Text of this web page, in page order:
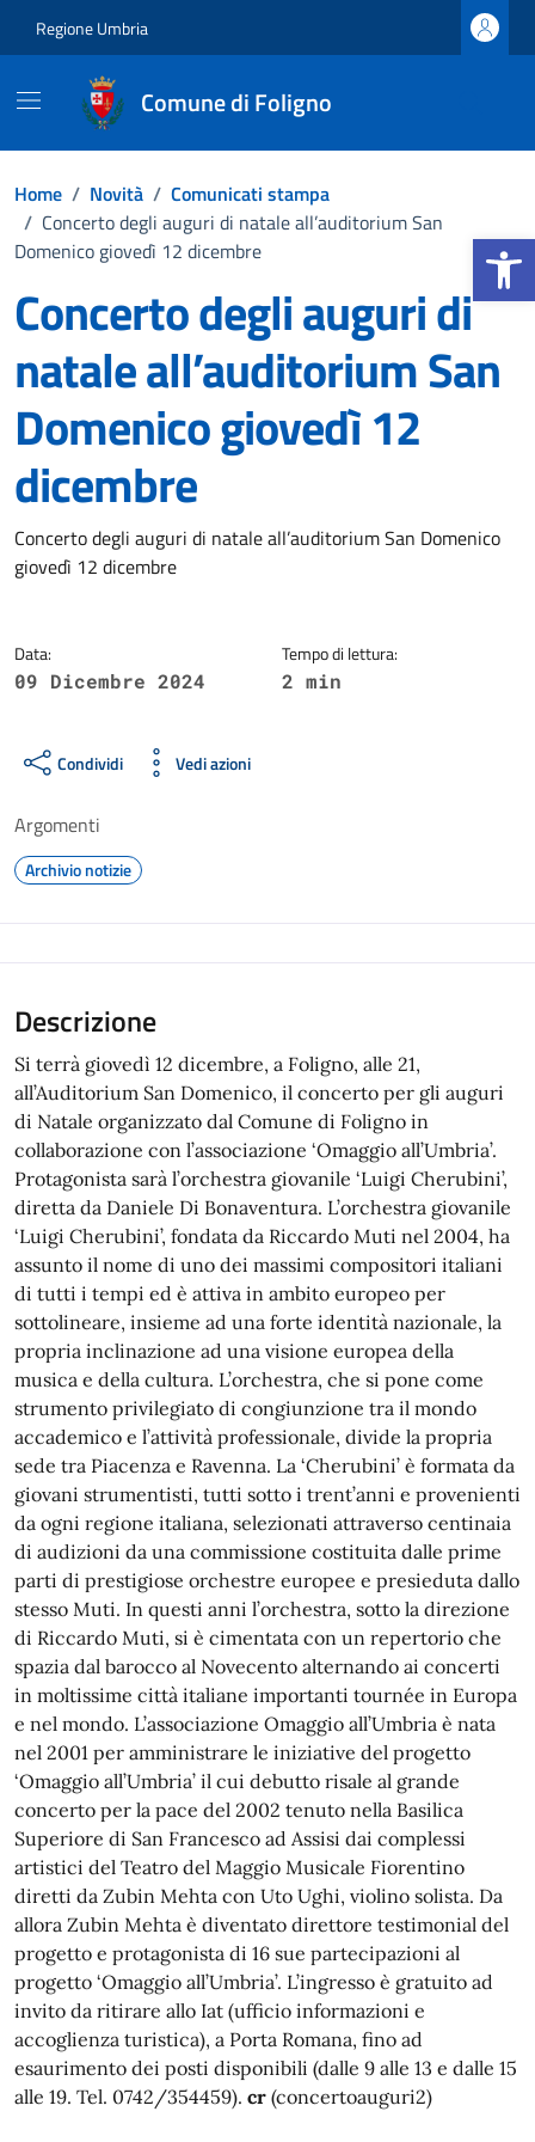
Apri la
Regione Umbria
Comune di Foligno
Home / Novità / Comunicati stampa
/ Concerto degli auguri di natale all’auditorium San
Domenico giovedì 12 dicembre
Concerto degli auguri di
natale all’auditorium San
Domenico giovedì 12
dicembre
Dettagli della notizia
Concerto degli auguri di natale all’auditorium San Domenico
giovedì 12 dicembre
Data:
09 Dicembre 2024
Tempo di lettura:
2 min
Condividi Vedi azioni
Argomenti
Archivio notizie
Descrizione
Si terrà giovedì 12 dicembre, a Foligno, alle 21,
all’Auditorium San Domenico, il concerto per gli auguri
di Natale organizzato dal Comune di Foligno in
collaborazione con l’associazione ‘Omaggio all’Umbria’.
Protagonista sarà l’orchestra giovanile ‘Luigi Cherubini’,
diretta da Daniele Di Bonaventura. L’orchestra giovanile
‘Luigi Cherubini’, fondata da Riccardo Muti nel 2004, ha
assunto il nome di uno dei massimi compositori italiani
di tutti i tempi ed è attiva in ambito europeo per
sottolineare, insieme ad una forte identità nazionale, la
propria inclinazione ad una visione europea della
musica e della cultura. L’orchestra, che si pone come
strumento privilegiato di congiunzione tra il mondo
accademico e l’attività professionale, divide la propria
sede tra Piacenza e Ravenna. La ‘Cherubini’ è formata da
giovani strumentisti, tutti sotto i trent’anni e provenienti
da ogni regione italiana, selezionati attraverso centinaia
di audizioni da una commissione costituita dalle prime
parti di prestigiose orchestre europee e presieduta dallo
stesso Muti. In questi anni l’orchestra, sotto la direzione
di Riccardo Muti, si è cimentata con un repertorio che
spazia dal barocco al Novecento alternando ai concerti
in moltissime città italiane importanti tournée in Europa
e nel mondo. L’associazione Omaggio all’Umbria è nata
nel 2001 per amministrare le iniziative del progetto
‘Omaggio all’Umbria’ il cui debutto risale al grande
concerto per la pace del 2002 tenuto nella Basilica
Superiore di San Francesco ad Assisi dai complessi
artistici del Teatro del Maggio Musicale Fiorentino
diretti da Zubin Mehta con Uto Ughi, violino solista. Da
allora Zubin Mehta è diventato direttore testimonial del
progetto e protagonista di 16 sue partecipazioni al
progetto ‘Omaggio all’Umbria’. L’ingresso è gratuito ad
invito da ritirare allo Iat (ufficio informazioni e
accoglienza turistica), a Porta Romana, fino ad
esaurimento dei posti disponibili (dalle 9 alle 13 e dalle 15
alle 19. Tel. 0742/354459). cr (concertoauguri2)